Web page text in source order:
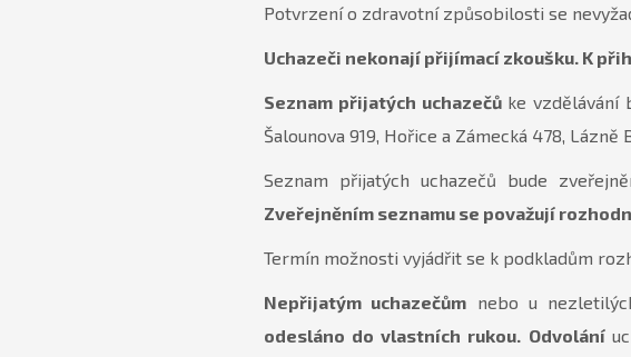
Potvrzení o zdravotní způsobilosti se
Uchazeči nekonají přijímací zkoušku. K
Seznam přijatých uchazečůke vzdělávání
Šalounova 919, Hořice a Zámecká 478,
Seznam přijatých uchazečů bude
Zveřejněním seznamu se považují
Termín možnosti vyjádřit se k podkladům
Nepřijatým uchazečům nebo u
odesláno do vlastních rukou. Odvolání